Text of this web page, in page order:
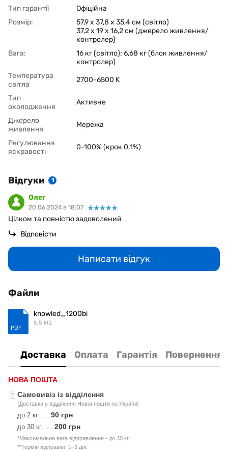
Тип гарантії
Офіційна
Розмір:
57,9 x 37,8 x 35,4 см (світло)
37,2 x 19 x 16,2 см (джерело живлення/
контролер)
Вага:
16 кг (світло); 6,68 кг (блок живлення/
контролер)
Температура
світла
2700-6500 K
Тип
охолодження
Активне
Джерело
живлення
Мережа
Регулювання
яскравості
0-100% (крок 0.1%)
Відгуки 1
Олег
20.06.2024 в 18:07
Цілком та повністю задоволений
Відповісти
Написати відгук
Файли
PDF
knowled_1200bi
5.5 МБ
Доставка Оплата Гарантія Повернення
НОВА ПОШТА
Самовивіз із відділення
(Доставка у відділення Нової пошти по Україні)
до 2 кг.....90 грн
до 30 кг.....200 грн
*Максимальна вага відправлення - до 30 кг.
**Термін відправки: 1–3 дні.